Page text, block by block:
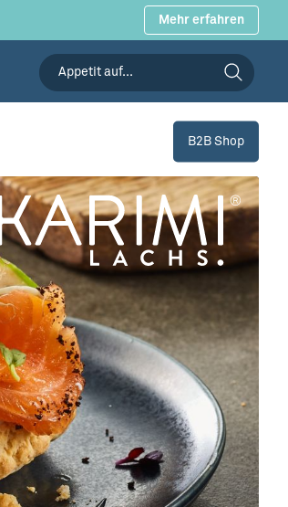
Mehr erfahren
B2B Shop